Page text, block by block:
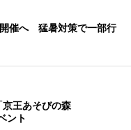
開催へ 猛暑対策で一部行
京王あそびの森
ント